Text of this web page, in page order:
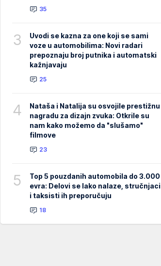
35
3
Uvodi se kazna za one koji se sami
voze u automobilima: Novi radari
prepoznaju broj putnika i automatski
kažnjavaju
25
4
Nataša i Natalija su osvojile prestižnu
nagradu za dizajn zvuka: Otkrile su
nam kako možemo da "slušamo"
filmove
23
5
Top 5 pouzdanih automobila do 3.000
evra: Delovi se lako nalaze, stručnjaci
i taksisti ih preporučuju
18